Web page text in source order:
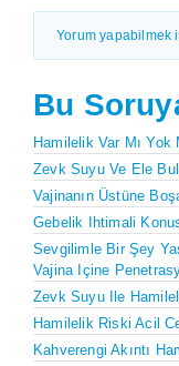
Yorum yapabilmek
Bu
Hamilelik Var Mı Yok
Zevk Suyu Ve Ele
Vajinanın Üstüne
Gebelik Ihtimali
Sevgilimle Bir Şey
Vajina Içine
Zevk Suyu Ile
Hamilelik Riski Acil
Kahverengi Akıntı